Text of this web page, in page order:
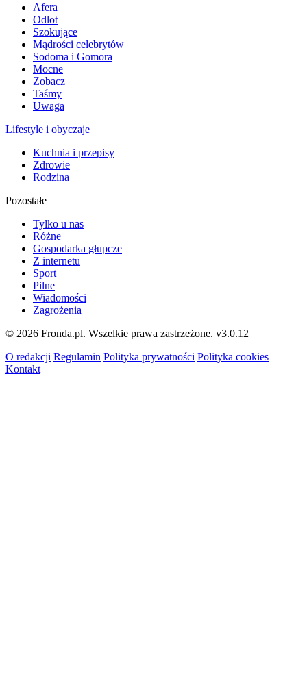
Afera
Odlot
Szokujące
Mądrości celebrytów
Sodoma i Gomora
Mocne
Zobacz
Taśmy
Uwaga
Lifestyle i obyczaje
Kuchnia i przepisy
Zdrowie
Rodzina
Pozostałe
Tylko u nas
Różne
Gospodarka głupcze
Z internetu
Sport
Pilne
Wiadomości
Zagrożenia
© 2026 Fronda.pl. Wszelkie prawa zastrzeżone. v3.0.12
O redakcji Regulamin Polityka prywatności Polityka cookies
Kontakt